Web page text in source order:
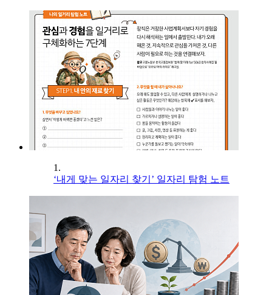
1.
‘내게 맞는 일자리 찾기’ 일자리 탐험 노트